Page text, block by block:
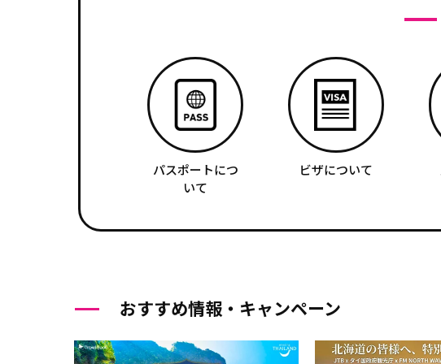
パスポートにつ
いて
ビザについて
おすすめ情報・キャンペーン